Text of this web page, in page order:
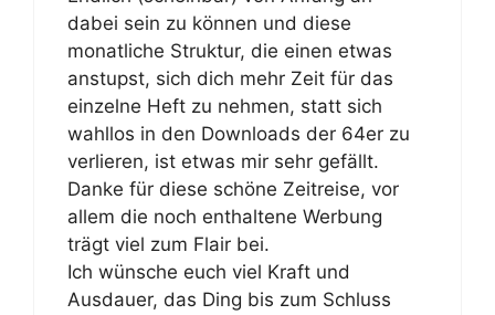
dabei sein zu können und diese
monatliche Struktur, die einen etwas
anstupst, sich dich mehr Zeit für das
einzelne Heft zu nehmen, statt sich
wahllos in den Downloads der 64er zu
verlieren, ist etwas mir sehr gefällt.
Danke für diese schöne Zeitreise, vor
allem die noch enthaltene Werbung
trägt viel zum Flair bei.
Ich wünsche euch viel Kraft und
Ausdauer, das Ding bis zum Schluss